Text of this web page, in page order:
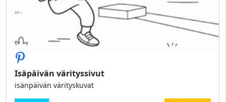
Isäpäivän värityssivut
isänpäivän värityskuvat